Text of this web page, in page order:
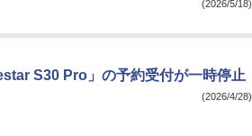
(2026/5/18)
S30 Pro」の予約受付が一時停止
(2026/4/28)